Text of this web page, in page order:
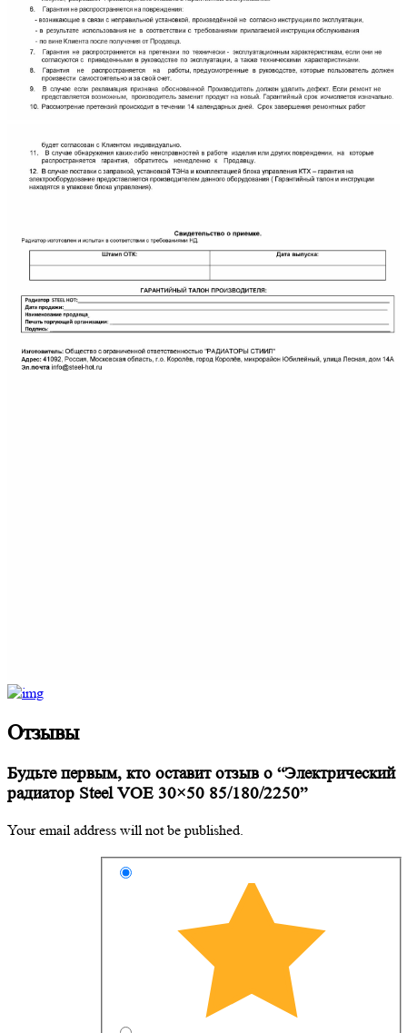
Отзывы
Будьте первым, кто оставит отзыв о “Электрический
радиатор Steel VOE 30×50 85/180/2250”
Your email address will not be published.